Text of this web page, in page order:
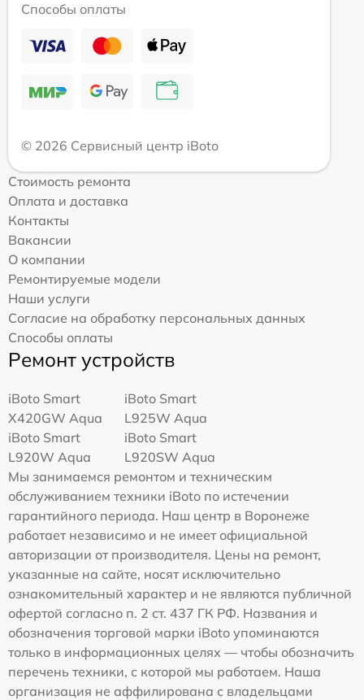
Способы оплаты
© 2026 Сервисный центр iBoto
Стоимость ремонта
Оплата и доставка
Контакты
Вакансии
О компании
Ремонтируемые модели
Наши услуги
Согласие на обработку персональных данных
Способы оплаты
Ремонт устройств
iBoto Smart
Х420GW Aqua
iBoto Smart
L925W Aqua
iBoto Smart
L920W Aqua
iBoto Smart
L920SW Aqua
Мы занимаемся ремонтом и техническим
обслуживанием техники iBoto по истечении
гарантийного периода. Наш центр в Воронеже
работает независимо и не имеет официальной
авторизации от производителя. Цены на ремонт,
указанные на сайте, носят исключительно
ознакомительный характер и не являются публичной
офертой согласно п. 2 ст. 437 ГК РФ. Названия и
обозначения торговой марки iBoto упоминаются
только в информационных целях — чтобы обозначить
перечень техники, с которой мы работаем. Наша
организация не аффилирована с владельцами